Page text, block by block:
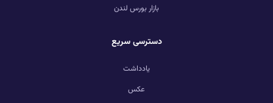
بازار بورس لندن
دسترسی سریع
یادداشت
عکس